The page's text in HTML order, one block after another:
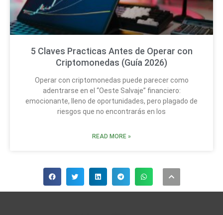
5 Claves Practicas Antes de Operar con
Criptomonedas (Guía 2026)
Operar con criptomonedas puede parecer como
adentrarse en el “Oeste Salvaje” financiero:
emocionante, lleno de oportunidades, pero plagado de
riesgos que no encontrarás en los
READ MORE »